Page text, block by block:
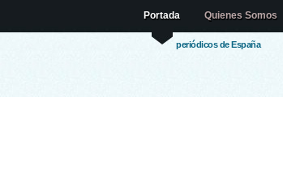
periódicos de España
Portada Quienes Somos